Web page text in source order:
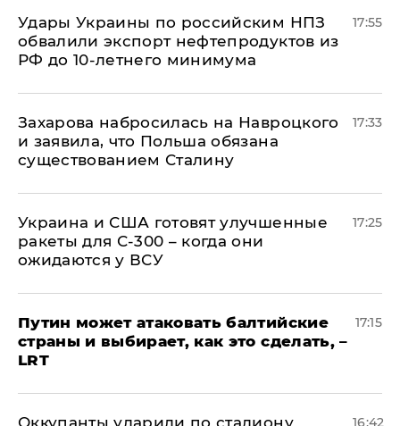
Удары Украины по российским НПЗ
обвалили экспорт нефтепродуктов из
РФ до 10-летнего минимума
17:55
​Захарова набросилась на Навроцкого
и заявила, что Польша обязана
существованием Сталину
17:33
Украина и США готовят улучшенные
ракеты для С-300 – когда они
ожидаются у ВСУ
17:25
Путин может атаковать балтийские
страны и выбирает, как это сделать, –
LRT
17:15
Оккупанты ударили по стадиону
16:42